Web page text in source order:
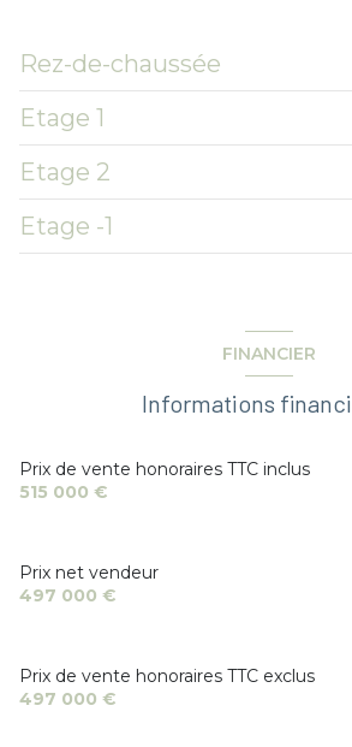
1 garage(s)
3 parking(s)
exposition Nord
Rez-de-chaussée
entrée
WC
salon/sejour
cuisine
Etage 1
Palier
chambre
Etage 2
Grenier
Etage -1
FINANCIER
Informations
Prix de vente honoraires TTC inclus
515 000 €
Prix net vendeur
497 000 €
Prix de vente honoraires TTC exclus
497 000 €